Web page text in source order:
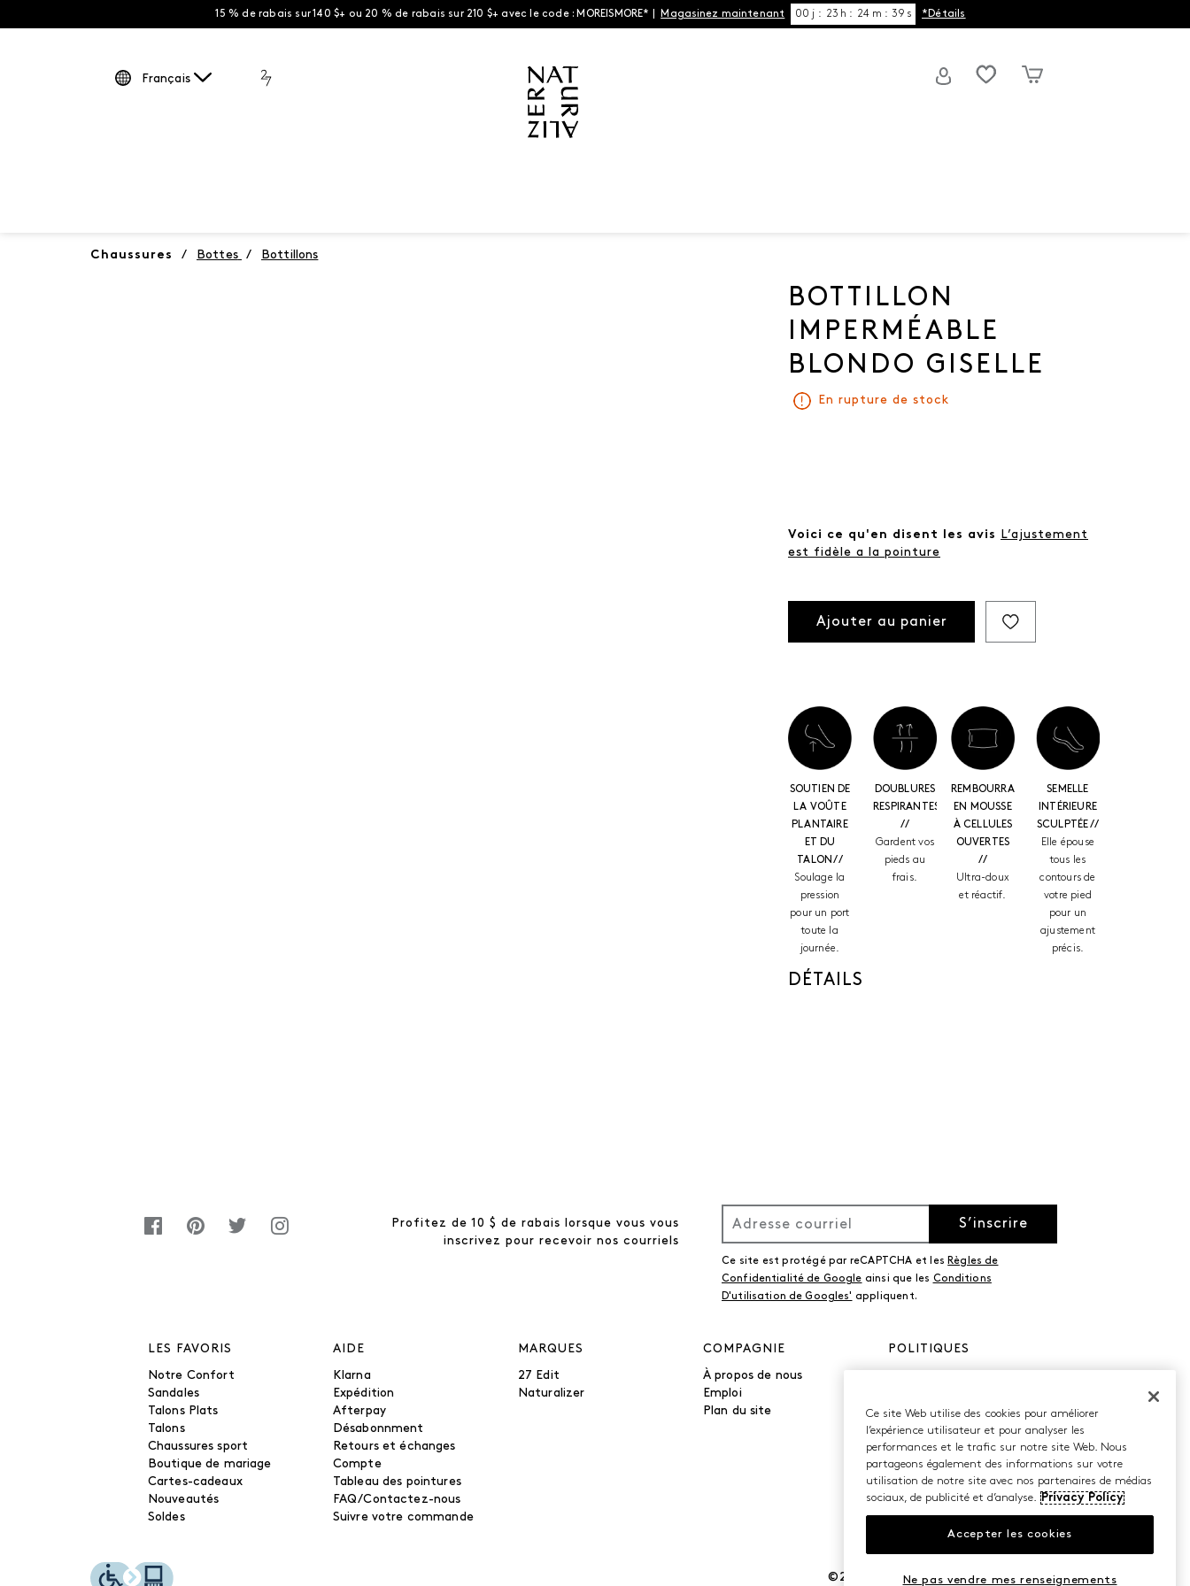
15 % de rabais sur 140 $+ ou 20 % de rabais sur 210 $+ avec le code : MOREISMORE* | Magasinez maintenant 00 j : 23 h : 24 m : 39 s *Détails
Français
Chaussures / Bottes / Bottillons
BOTTILLON
IMPERMÉABLE
BLONDO GISELLE
En rupture de stock
Voici ce qu'en disent les avis L’ajustement
est fidèle a la pointure
Ajouter au panier
SOUTIEN DE
LA VOÛTE
PLANTAIRE
ET DU
TALON //
Soulage la
pression
pour un port
toute la
journée.
DOUBLURES
RESPIRANTES
//
Gardent vos
pieds au
frais.
REMBOURRAGE
EN MOUSSE
À CELLULES
OUVERTES
//
Ultra-doux
et réactif.
SEMELLE
INTÉRIEURE
SCULPTÉE //
Elle épouse
tous les
contours de
votre pied
pour un
ajustement
précis.
DÉTAILS
Profitez de 10 $ de rabais lorsque vous vous
inscrivez pour recevoir nos courriels
S’inscrire
Ce site est protégé par reCAPTCHA et les Règles de
Confidentialité de Google ainsi que les Conditions
D'utilisation de Googles' appliquent.
LES FAVORIS
Notre Confort
Sandales
Talons Plats
Talons
Chaussures sport
Boutique de mariage
Cartes-cadeaux
Nouveautés
Soldes
AIDE
Klarna
Expédition
Afterpay
Désabonnment
Retours et échanges
Compte
Tableau des pointures
FAQ/Contactez-nous
Suivre votre commande
MARQUES
27 Edit
Naturalizer
COMPAGNIE
À propos de nous
Emploi
Plan du site
POLITIQUES
Conditions d’utilisation
Accessibilité
©2026 Caleres, Inc. Tous droits réservés.
Ce site Web utilise des cookies pour améliorer
l’expérience utilisateur et pour analyser les
performances et le trafic sur notre site Web. Nous
partageons également des informations sur votre
utilisation de notre site avec nos partenaires de médias
sociaux, de publicité et d’analyse.
Privacy Policy
Accepter les cookies
Ne pas vendre mes renseignements